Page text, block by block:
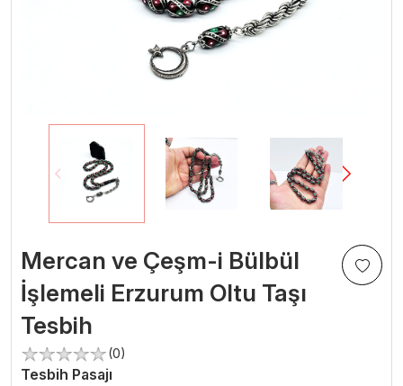
Mercan ve Çeşm-i Bülbül
İşlemeli Erzurum Oltu Taşı
Tesbih
(0)
Tesbih Pasajı